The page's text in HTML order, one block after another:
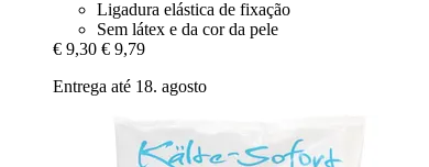
Ligadura elástica de fixação
Sem látex e da cor da pele
€ 9,30 € 9,79
Entrega até 18. agosto